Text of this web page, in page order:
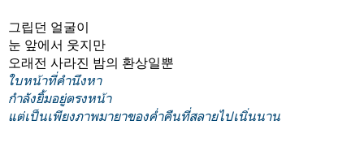
그립던 얼굴이
눈 앞에서 웃지만
오래전 사라진 밤의 환상일뿐
ใบหน้าที่คำนึงหา
กำลังยิ้มอยู่ตรงหน้า
แต่เป็นเพียงภาพมายาของค่ำคืนที่สลายไปเนิ่นนาน